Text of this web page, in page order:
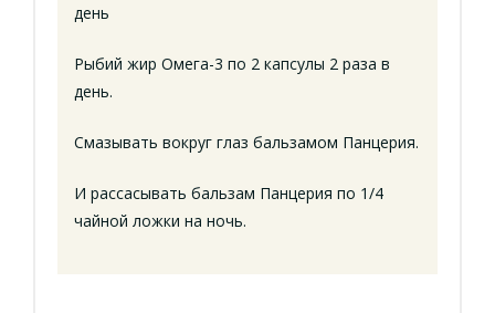
день
Рыбий жир Омега-3 по 2 капсулы 2 раза в
день.
Смазывать вокруг глаз бальзамом Панцерия.
И рассасывать бальзам Панцерия по 1/4
чайной ложки на ночь.